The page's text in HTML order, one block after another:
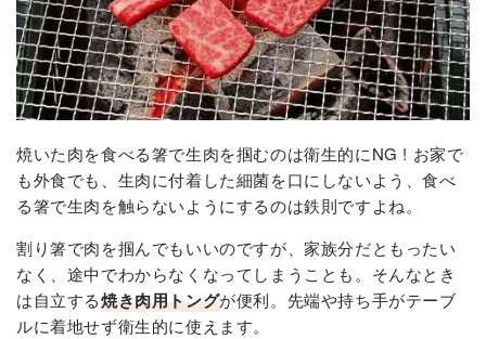
焼いた肉を食べる箸で生肉を掴むのは衛生的にNG ! お家で
も外食でも、生肉に付着した細菌を口にしないよう、食べ
る箸で生肉を触らないようにするのは鉄則ですよね。
割り箸で肉を掴んでもいいのですが、家族分だともったい
なく、途中でわからなくなってしまうことも。そんなとき
は自立する焼き肉用トングが便利。先端や持ち手がテーブ
ルに着地せず衛生的に使えます。